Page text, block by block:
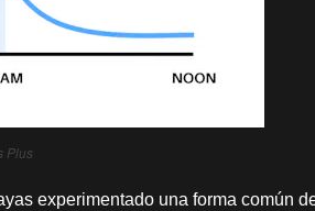
Plus
experimentado una forma común